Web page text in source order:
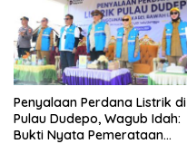
Penyalaan Perdana Listrik di
Pulau Dudepo, Wagub Idah:
Bukti Nyata Pemerataan